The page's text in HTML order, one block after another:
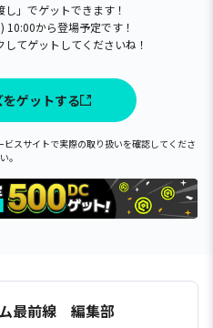
」でゲットできます！
10:00から登場予定です！
てゲットしてくださいね！
ゲットする
スサイトで実際の取り扱いを確認してくださ
い。
最前線 編集部